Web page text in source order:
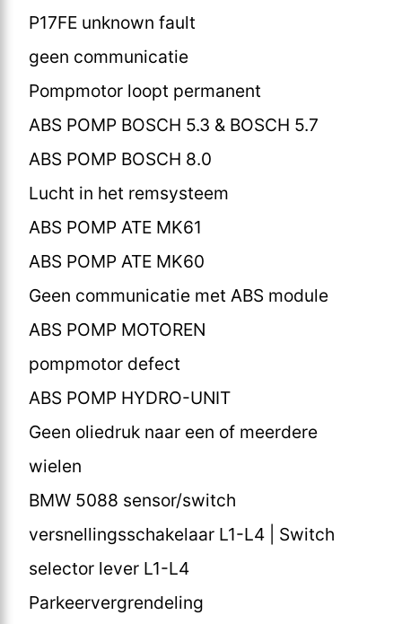
P17FE unknown fault
geen communicatie
Pompmotor loopt permanent
ABS POMP BOSCH 5.3 & BOSCH 5.7
ABS POMP BOSCH 8.0
Lucht in het remsysteem
ABS POMP ATE MK61
ABS POMP ATE MK60
Geen communicatie met ABS module
ABS POMP MOTOREN
pompmotor defect
ABS POMP HYDRO-UNIT
Geen oliedruk naar een of meerdere
wielen
BMW 5088 sensor/switch
versnellingsschakelaar L1-L4 | Switch
selector lever L1-L4
Parkeervergrendeling